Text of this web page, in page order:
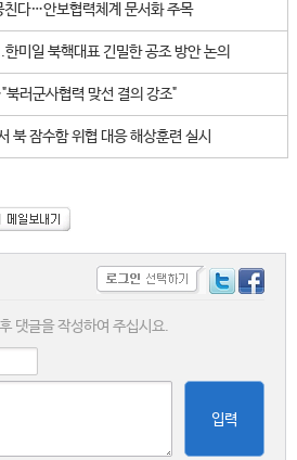
다…안보협력체계 문서화 주목
미일 북핵대표 긴밀한 공조 방안 논의
러군사협력 맞선 결의 강조"
북 잠수함 위협 대응 해상훈련 실시
댓글을 작성하여 주십시요.
입력